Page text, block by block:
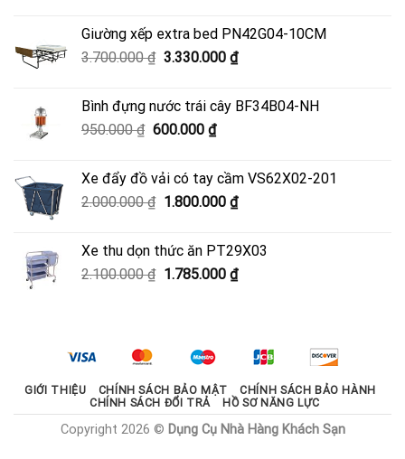
4.500.000 ₫.là:
4.050.000 ₫.
Giường xếp extra bed PN42G04-10CM
3.700.000₫ Giá
3.700.000 ₫.
3.330.000 ₫Giá
là:
Bình đựng nước trái cây BF34B04-NH
950.000₫ Giá
950.000 ₫.
600.000 ₫Giá
là:
600.000 ₫.
Xe đẩy đồ vải có tay cầm VS62X02-201
2.000.000₫ Giá
2.000.000 ₫.
1.800.000 ₫Giá
là:
1.800.000 ₫.
Xe thu dọn thức ăn PT29X03
2.100.000₫ Giá
1.785.000 ₫Giá
1.785.000 ₫.
GIỚI THIỆU CHÍNH SÁCH BẢO MẬT
CHÍNH SÁCH BẢO HÀNH
CHÍNH SÁCH ĐỔI TRẢ
HỒ SƠ NĂNG LỰC
Copyright 2026 © Dụng Cụ Nhà Hàng Khách Sạn